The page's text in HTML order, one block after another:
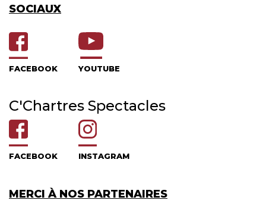
SOCIAUX
FACEBOOK YOUTUBE
C'Chartres Spectacles
FACEBOOK INSTAGRAM
MERCI À NOS PARTENAIRES